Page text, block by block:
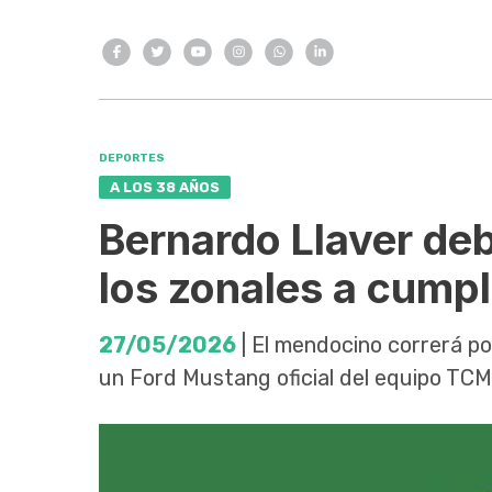
DEPORTES
A LOS 38 AÑOS
Bernardo Llaver
los zonales a
27/05/2026 | El mendocino correrá
un Ford Mustang oficial del equipo